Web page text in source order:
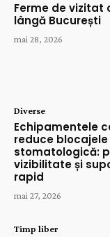
Ferme de vizitat
lângă București
mai 28, 2026
Diverse
Echipamentele
reduce
stomatologică:
vizibilitate și
rapid
mai 27, 2026
Timp liber